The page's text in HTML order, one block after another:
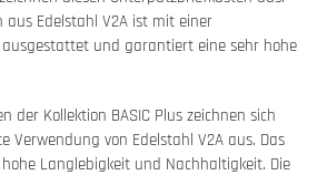
aus Edelstahl V2A ist mit einer
und garantiert eine sehr hohe
der Kollektion BASIC Plus zeichnen sich
Verwendung von Edelstahl V2A aus. Das
Langlebigkeit und Nachhaltigkeit. Die